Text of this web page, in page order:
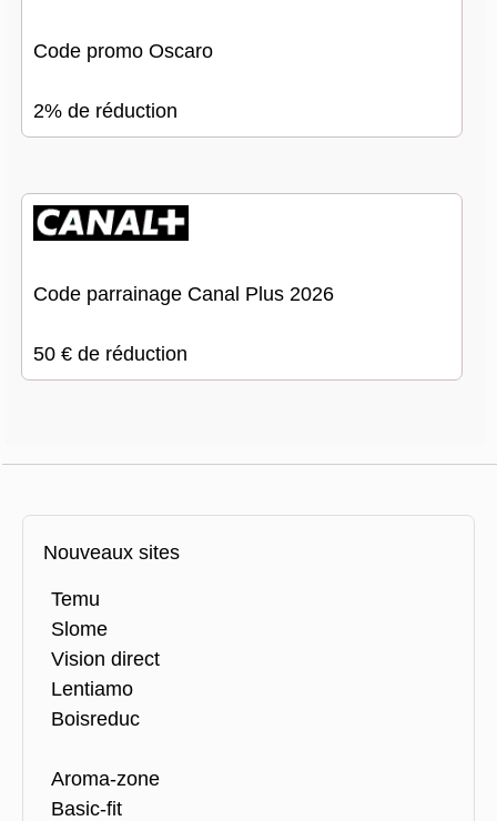
Code promo Oscaro
2% de réduction
Code parrainage Canal Plus 2026
50 € de réduction
Nouveaux sites
Temu
Slome
Vision direct
Lentiamo
Boisreduc
Aroma-zone
Basic-fit